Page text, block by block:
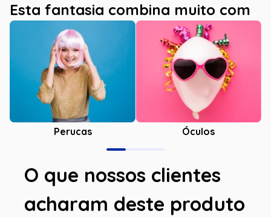
Esta fantasia combina muito com
Perucas Óculos
O que nossos clientes
acharam deste produto